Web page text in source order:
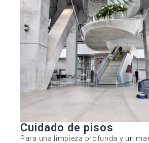
Cuidado de pisos
Para una limpieza profunda y un